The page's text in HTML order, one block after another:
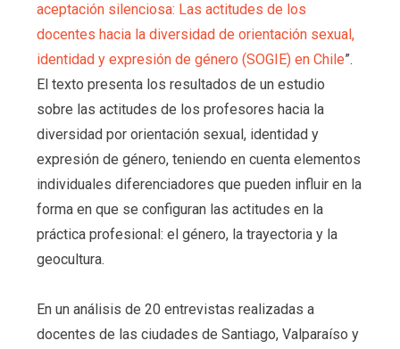
aceptación silenciosa: Las actitudes de los
docentes hacia la diversidad de orientación sexual,
identidad y expresión de género (SOGIE) en Chile”.
El texto presenta los resultados de un estudio
sobre las actitudes de los profesores hacia la
diversidad por orientación sexual, identidad y
expresión de género, teniendo en cuenta elementos
individuales diferenciadores que pueden influir en la
forma en que se configuran las actitudes en la
práctica profesional: el género, la trayectoria y la
geocultura.
En un análisis de 20 entrevistas realizadas a
docentes de las ciudades de Santiago, Valparaíso y